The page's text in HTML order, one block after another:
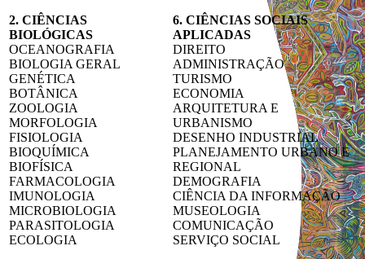
2. CIÊNCIAS
BIOLÓGICAS
OCEANOGRAFIA
BIOLOGIA GERAL
GENÉTICA
BOTÂNICA
ZOOLOGIA
MORFOLOGIA
FISIOLOGIA
BIOQUÍMICA
BIOFÍSICA
FARMACOLOGIA
IMUNOLOGIA
MICROBIOLOGIA
PARASITOLOGIA
ECOLOGIA
6. CIÊNCIAS SOCIAIS
APLICADAS
DIREITO
ADMINISTRAÇÃO
TURISMO
ECONOMIA
ARQUITETURA E
URBANISMO
DESENHO INDUSTRIAL
PLANEJAMENTO URBANO E
REGIONAL
DEMOGRAFIA
CIÊNCIA DA INFORMAÇÃO
MUSEOLOGIA
COMUNICAÇÃO
SERVIÇO SOCIAL